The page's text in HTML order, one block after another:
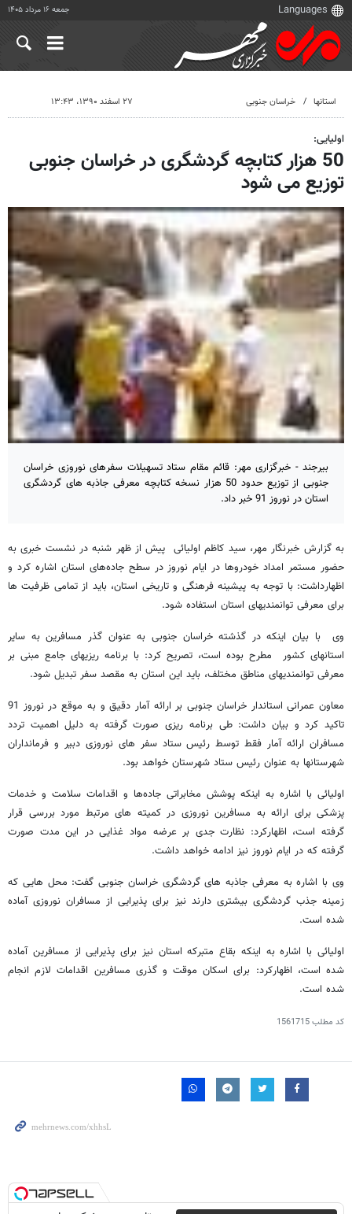
جمعه ۱۶ مرداد ۱۴۰۵
استانها خراسان جنوبی ۲۷ اسفند ۱۳۹۰، ۱۳:۴۳
اولیایی:
50 هزار کتابچه گردشگری در خراسان جنوبی
توزیع می شود
بیرجند - خبرگزاری مهر: قائم مقام ستاد تسهیلات سفرهای نوروزی خراسان
جنوبی از توزیع حدود 50 هزار نسخه کتابچه معرفی جاذبه های گردشگری
استان در نوروز 91 خبر داد.
به گزارش خبرنگار مهر، سید کاظم اولیائی پیش از ظهر شنبه در نشست خبری به
حضور مستمر امداد خودروها در ایام نوروز در سطح جاده‌های استان اشاره کرد و
اظهارداشت: با توجه به پیشینه فرهنگی و تاریخی استان، باید از تمامی ظرفیت ها
برای معرفی توانمندیهای استان استفاده شود.
وی با بیان اینکه در گذشته خراسان جنوبی به عنوان گذر مسافرین به سایر
استانهای کشور مطرح بوده است، تصریح کرد: با برنامه ریزیهای جامع مبنی بر
معرفی توانمندیهای مناطق مختلف، باید این استان به مقصد سفر تبدیل شود.
معاون عمرانی استاندار خراسان جنوبی بر ارائه آمار دقیق و به موقع در نوروز 91
تاکید کرد و بیان داشت: طی برنامه ریزی صورت گرفته به دلیل اهمیت تردد
مسافران ارائه آمار فقط توسط رئیس ستاد سفر های نوروزی دبیر و فرمانداران
شهرستانها به عنوان رئیس ستاد شهرستان خواهد بود.
اولیائی با اشاره به اینکه پوشش مخابراتی جاده‌ها و اقدامات سلامت و خدمات
پزشکی برای ارائه به مسافرین نوروزی در کمیته های مرتبط مورد بررسی قرار
گرفته است، اظهارکرد: نظارت جدی بر عرضه مواد غذایی در این مدت صورت
گرفته که در ایام نوروز نیز ادامه خواهد داشت.
وی با اشاره به معرفی جاذبه‌ های گردشگری خراسان ‌جنوبی گفت: محل‌ هایی که
زمینه جذب گردشگری بیشتری دارند نیز برای پذیرایی از مسافران نوروزی آماده
شده است.
اولیائی با اشاره به اینکه بقاع متبرکه استان نیز برای پذیرایی از مسافرین آماده
شده است، اظهارکرد: برای اسکان موقت و گذری مسافرین اقدامات لازم انجام
شده است.
کد مطلب1561715